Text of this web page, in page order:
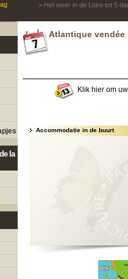
> Het weer in de Loire tot 5
la
Atlantique vendée
Klik hier om
Accommodatie in de buurt